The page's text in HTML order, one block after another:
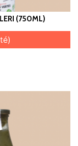
(750ML)